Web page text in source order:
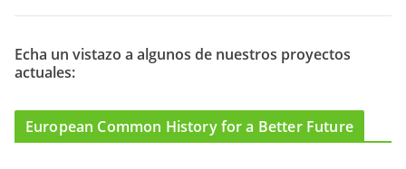
e
o
o
t
g
r
m
t
b
l
Echa un vistazo a algunos de nuestros proyectos
actuales:
European Common History for a Better Future